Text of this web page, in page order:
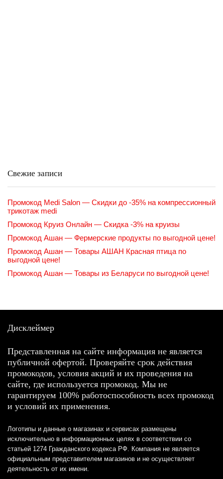
Свежие записи
Промокод Medi Salon — Скидки до -35% на компрессионный
трикотаж medi
Промокод Круиз Онлайн — Скидка -3% на круизы
Промокод Ашан — Фермерские продукты по выгодной цене!
Промокод Ашан — Товары АШАН Красная птица по
выгодной цене!
Промокод Ашан — Товары из Беларуси по выгодной цене!
Дисклеймер
Представленная на сайте информация не является
публичной офертой. Проверяйте срок действия
промокодов, условия акций и их проведения на
сайте, где используется промокод. Мы не
гарантируем 100% работоспособность всех промокод
и условий их применения.
Логотипы и данные о магазинах и сервисах размещены
исключительно в информационных целях в соответствии со
статьей 1274 Гражданского кодекса РФ. Компания не является
официальным представителем магазинов и не осуществляет
деятельность от их имени.